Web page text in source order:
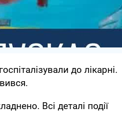
до лікарні.
Всі деталі події